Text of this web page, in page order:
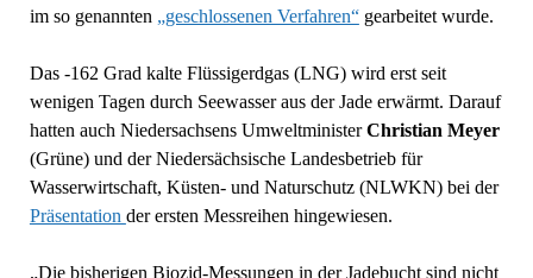
im so genannten „geschlossenen Verfahren“gearbeitet wurde.
Das -162 Grad kalte Flüssigerdgas (LNG) wird erst seit
wenigen Tagen durch Seewasser aus der Jade erwärmt. Darauf
hatten auch Niedersachsens UmweltministerChristian Meyer
(Grüne) und der Niedersächsische Landesbetrieb für
Wasserwirtschaft, Küsten- und Naturschutz (NLWKN) bei der
Präsentation der ersten Messreihen hingewiesen.
„Die bisherigen Biozid-Messungen in der Jadebucht sind nicht